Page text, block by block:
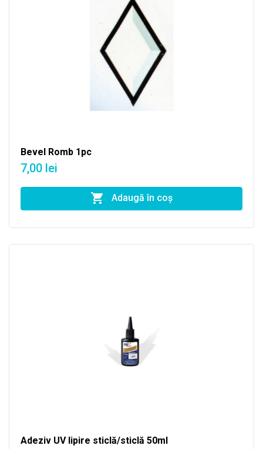
Bevel Romb 1pc
7,00 lei
Adaugă în coş
Adeziv UV lipire sticlă/sticlă 50ml